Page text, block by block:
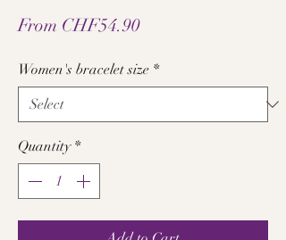
From CHF54.90Sale
Women's bracelet size *
Quantity *